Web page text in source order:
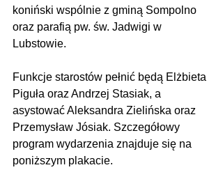
koniński wspólnie z gminą Sompolno
oraz parafią pw. św. Jadwigi w
Lubstowie.
Funkcje starostów pełnić będą Elżbieta
Piguła oraz Andrzej Stasiak, a
asystować Aleksandra Zielińska oraz
Przemysław Jósiak. Szczegółowy
program wydarzenia znajduje się na
poniższym plakacie.